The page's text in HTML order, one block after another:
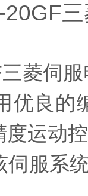
伺服
良的编
运动
系统